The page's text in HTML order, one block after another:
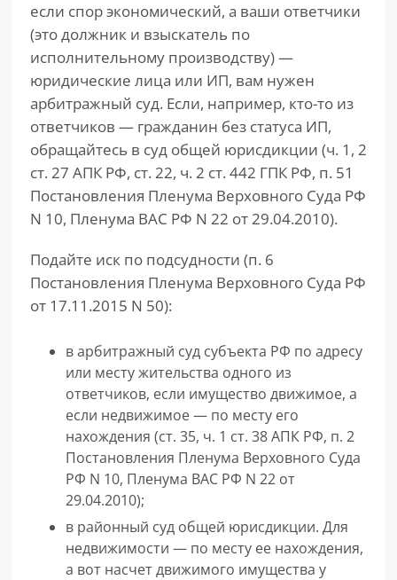
если спор экономический, а ваши ответчики
(это должник и взыскатель по
исполнительному производству) —
юридические лица или ИП, вам нужен
арбитражный суд. Если, например, кто-то из
ответчиков — гражданин без статуса ИП,
обращайтесь в суд общей юрисдикции (ч. 1, 2
ст. 27 АПК РФ, ст. 22, ч. 2 ст. 442 ГПК РФ, п. 51
Постановления Пленума Верховного Суда РФ
N 10, Пленума ВАС РФ N 22 от 29.04.2010).
Подайте иск по подсудности (п. 6
Постановления Пленума Верховного Суда РФ
от 17.11.2015 N 50):
в арбитражный суд субъекта РФ по адресу
или месту жительства одного из
ответчиков, если имущество движимое, а
если недвижимое — по месту его
нахождения (ст. 35, ч. 1 ст. 38 АПК РФ, п. 2
Постановления Пленума Верховного Суда
РФ N 10, Пленума ВАС РФ N 22 от
29.04.2010);
в районный суд общей юрисдикции. Для
недвижимости — по месту ее нахождения,
а вот насчет движимого имущества у